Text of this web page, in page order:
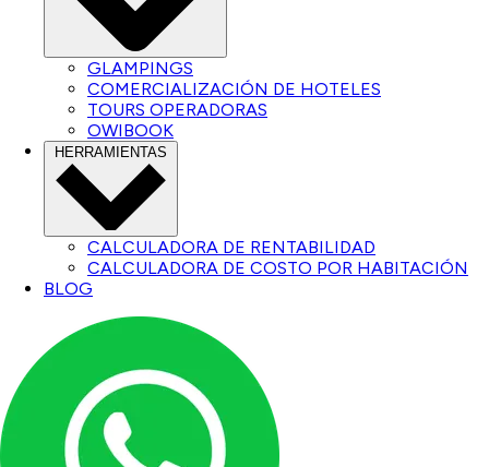
GLAMPINGS
COMERCIALIZACIÓN DE HOTELES
TOURS OPERADORAS
OWIBOOK
HERRAMIENTAS
CALCULADORA DE RENTABILIDAD
CALCULADORA DE COSTO POR HABITACIÓN
BLOG